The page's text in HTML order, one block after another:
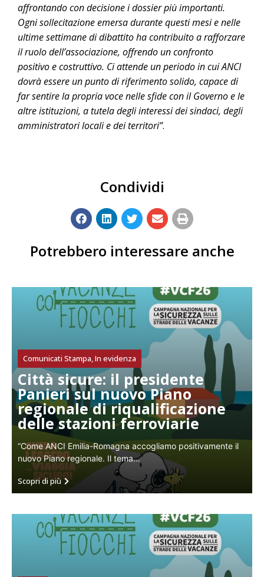
affrontando con decisione i dossier più importanti.
Ogni sollecitazione emersa durante questi mesi e nelle
ultime settimane di dibattito ha contribuito a rafforzare
il ruolo dell’associazione, offrendo un confronto
positivo e costruttivo. Ci attende un periodo in cui ANCI
dovrà essere un punto di riferimento solido, capace di
far sentire la propria voce nelle sfide con il Governo e le
altre istituzioni, a tutela degli interessi dei sindaci, degli
amministratori locali e dei territori”.
Condividi
Potrebbero interessare anche
Comunicati Stampa,In evidenza
Città sicure: il presidente
Panieri sul nuovo Piano
regionale di riqualificazione
delle stazioni ferroviarie
“Come ANCI Emilia-Romagna accogliamo positivamente il
nuovo Piano regionale. Il tema...
Scopri di più